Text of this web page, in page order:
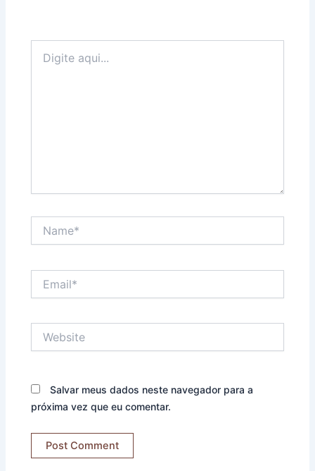
aqui...
Salvar meus dados neste navegador para a
próxima vez que eu comentar.